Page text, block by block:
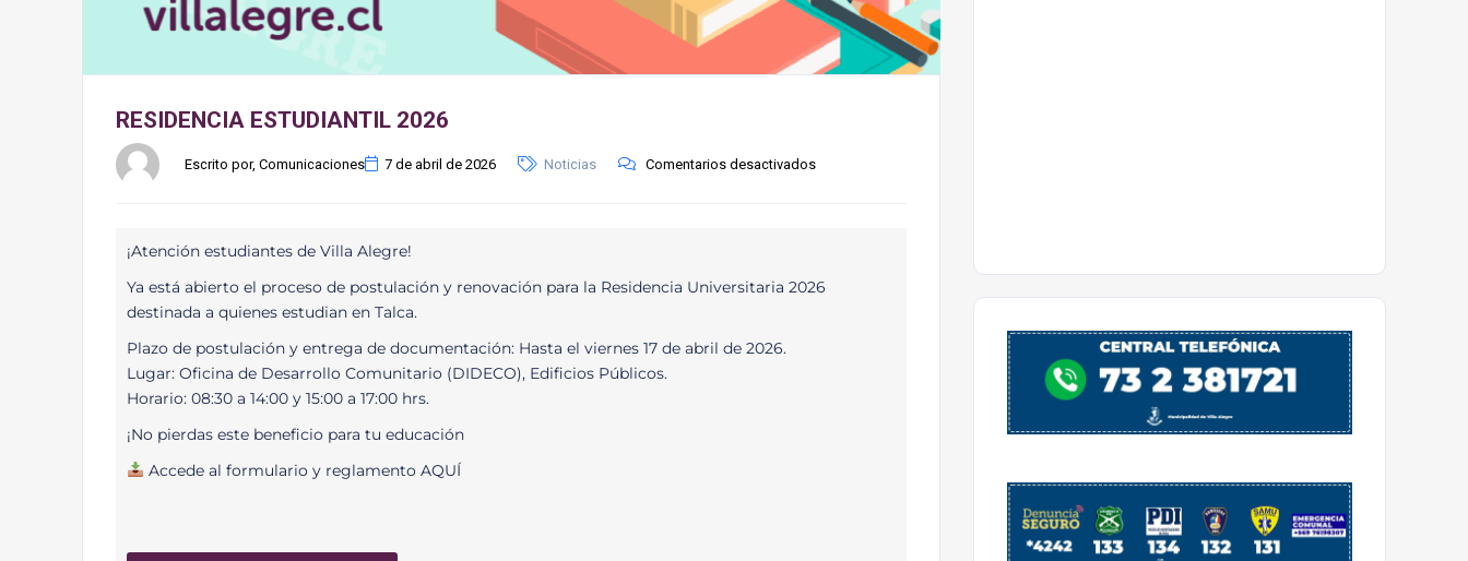
RESIDENCIA ESTUDIANTIL 2026
Escrito por, Comunicaciones 7 de abril de 2026 Noticias Comentarios desactivados
¡Atención estudiantes de Villa Alegre!
Ya está abierto el proceso de postulación y renovación para la Residencia Universitaria 2026
destinada a quienes estudian en Talca.
Plazo de postulación y entrega de documentación: Hasta el viernes 17 de abril de 2026.
Lugar: Oficina de Desarrollo Comunitario (DIDECO), Edificios Públicos.
Horario: 08:30 a 14:00 y 15:00 a 17:00 hrs.
¡No pierdas este beneficio para tu educación
Accede al formulario y reglamento AQUÍ